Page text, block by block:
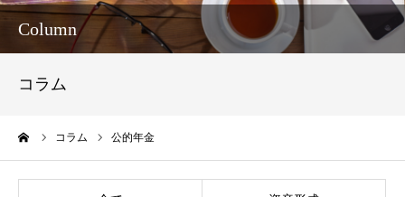
Column
コラム
コラム 公的年金
新着情報
お問い合わせ